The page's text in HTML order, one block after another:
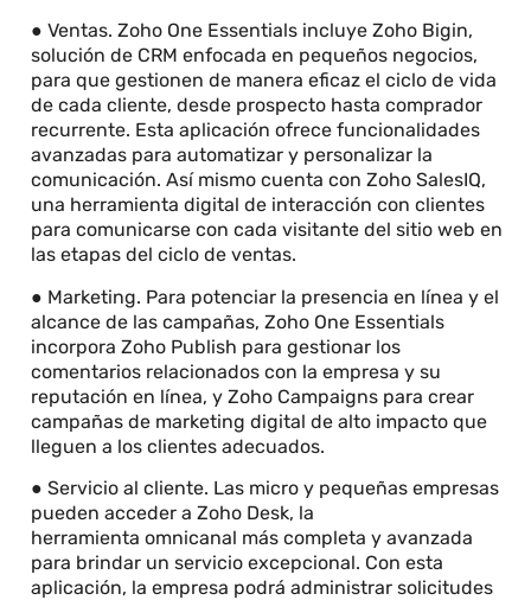
● Ventas. Zoho One Essentials incluye Zoho Bigin,
solución de CRM enfocada en pequeños negocios,
para que gestionen de manera eficaz el ciclo de vida
de cada cliente, desde prospecto hasta comprador
recurrente. Esta aplicación ofrece funcionalidades
avanzadas para automatizar y personalizar la
comunicación. Así mismo cuenta con Zoho SalesIQ,
una herramienta digital de interacción con clientes
para comunicarse con cada visitante del sitio web en
las etapas del ciclo de ventas.
● Marketing. Para potenciar la presencia en línea y el
alcance de las campañas, Zoho One Essentials
incorpora Zoho Publish para gestionar los
comentarios relacionados con la empresa y su
reputación en línea, y Zoho Campaigns para crear
campañas de marketing digital de alto impacto que
lleguen a los clientes adecuados.
● Servicio al cliente. Las micro y pequeñas empresas
pueden acceder a Zoho Desk, la
herramienta omnicanal más completa y avanzada
para brindar un servicio excepcional. Con esta
aplicación, la empresa podrá administrar solicitudes